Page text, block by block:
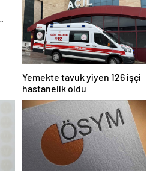
Yemekte tavuk yiyen 126 işçi
hastanelik oldu